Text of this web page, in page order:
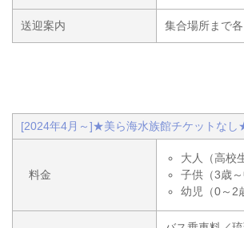
送迎案内 集合場所まで
[2024年4月～]★美ら海水族館チケットな
料金
大人（高校
子供（3歳
幼児（0～2